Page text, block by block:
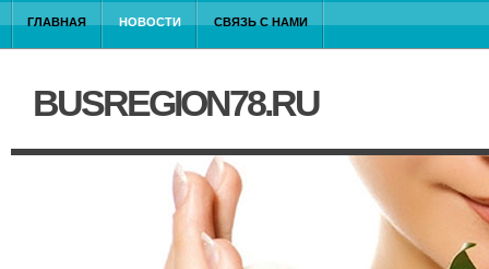
ГЛАВНАЯ НОВОСТИ СВЯЗЬ С НАМИ
BUSREGION78.RU